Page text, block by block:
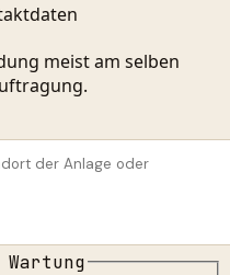
meist am selben